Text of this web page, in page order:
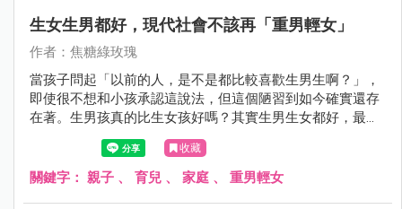
生女生男都好，現代社會不該再「重男輕女」
作者：焦糖綠玫瑰
當孩子問起「以前的人，是不是都比較喜歡生男生啊？」，
即使很不想和小孩承認這說法，但這個陋習到如今確實還存
在著。生男孩真的比生女孩好嗎？其實生男生女都好，最重
要的是擁有一顆「善良」、「孝心」的孩子最好。
收藏
關鍵字： 親子 、 育兒 、 家庭 、 重男輕女